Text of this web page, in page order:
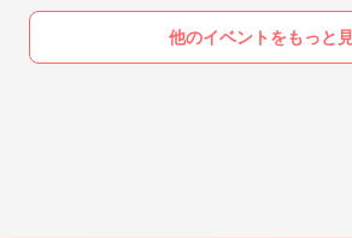
他のイベントをもっと